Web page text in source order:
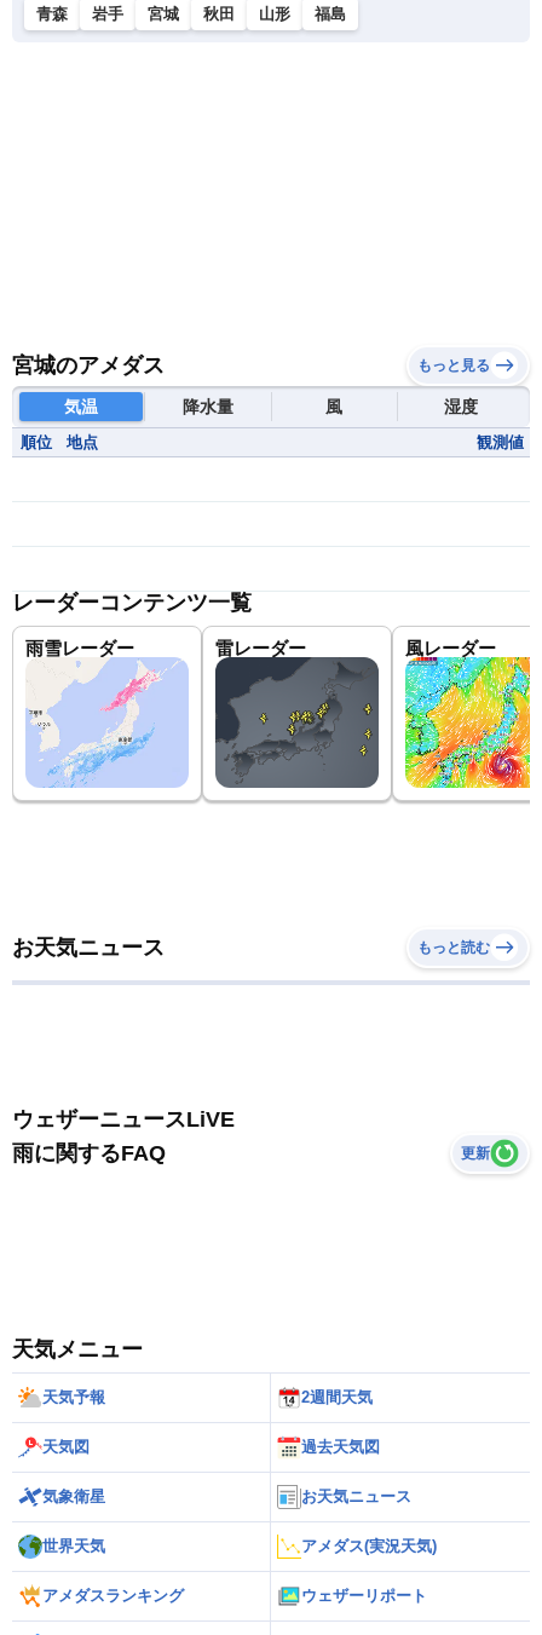
青森 岩手 宮城 秋田 山形 福島
宮城のアメダス もっと見る
気温 降水量 風 湿度
順位 地点 観測値
レーダーコンテンツ一覧
雨雪レーダー 雷レーダー 風レーダー
お天気ニュース もっと読む
ウェザーニュースLiVE
雨に関するFAQ
更新
天気メニュー
天気予報 2週間天気
天気図 過去天気図
気象衛星 お天気ニュース
世界天気 アメダス(実況天気)
アメダスランキング ウェザーリポート